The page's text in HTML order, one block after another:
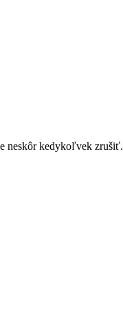
neskôr kedykoľvek zrušiť.